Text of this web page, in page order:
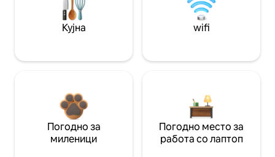
Кујна wifi
Погодно за
миленици
Погодно место за
работа со лаптоп